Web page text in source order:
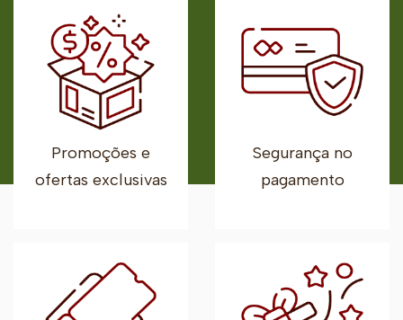
Promoções e
ofertas exclusivas
Segurança no
pagamento